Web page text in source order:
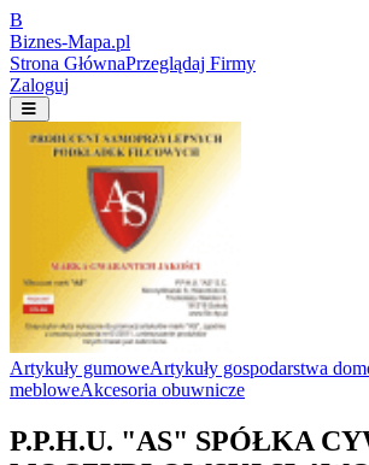
B
Biznes-Mapa.pl
Strona GłównaPrzeglądaj Firmy
Zaloguj
Artykuły gumoweArtykuły gospodarstwa
mebloweAkcesoria obuwnicze
P.P.H.U. "AS" SPÓŁKA